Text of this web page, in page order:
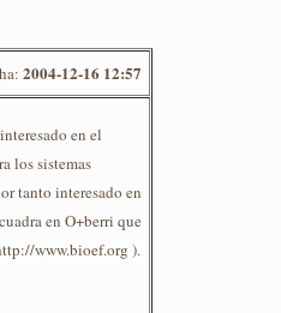
2004-12-16 12:57
en el
los sistemas
tanto interesado en
en O+berri que
www.bioef.org ).